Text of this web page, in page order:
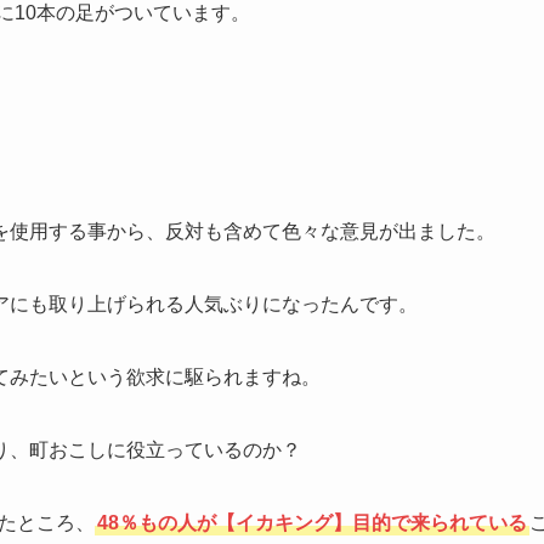
本の足がついています。
用する事から、反対も含めて色々な意見が出ました。
も取り上げられる人気ぶりになったんです。
たいという欲求に駆られますね。
町おこしに役立っているのか？
ところ、 48％もの人が【イカキング】目的で来られている